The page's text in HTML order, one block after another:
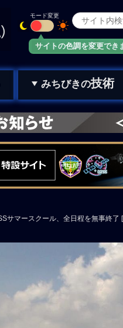
サイトの色調を変更でき
モード変更
お問
みちびきメール
みちびきの技術
サマースクール、全日程を無事終了